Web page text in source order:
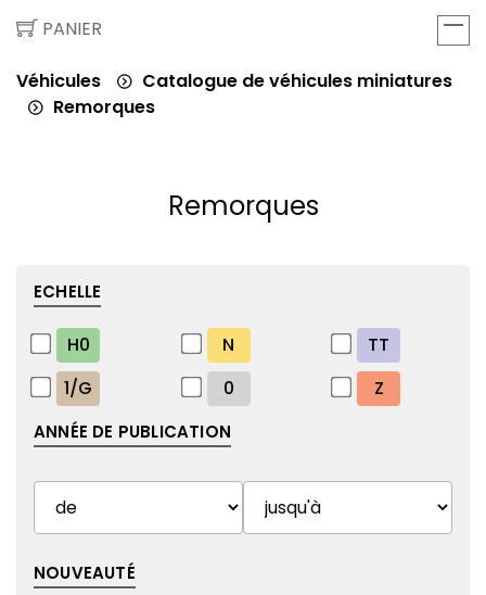
PANIER
Véhicules
Catalogue de véhicules miniatures
Remorques
Remorques
ECHELLE
H0 N
TT
1/G
0 Z
ANNÉE DE PUBLICATION
NOUVEAUTÉ